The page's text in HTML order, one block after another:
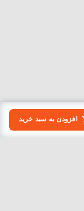
افزودن به سبد خرید